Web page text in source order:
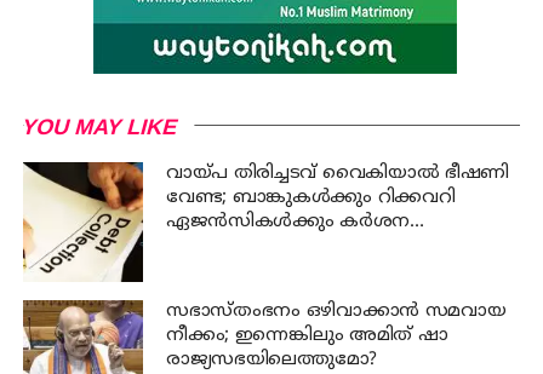
YOU MAY LIKE
വായ്പ തിരിച്ചടവ് വൈകിയാൽ ഭീഷണി
വേണ്ട; ബാങ്കുകൾക്കും റിക്കവറി
ഏജൻസികൾക്കും കർശന
സഭാസ്തംഭനം ഒഴിവാക്കാൻ സമവായ
നീക്കം; ഇന്നെങ്കിലും അമിത് ഷാ
രാജ്യസഭയിലെത്തുമോ?